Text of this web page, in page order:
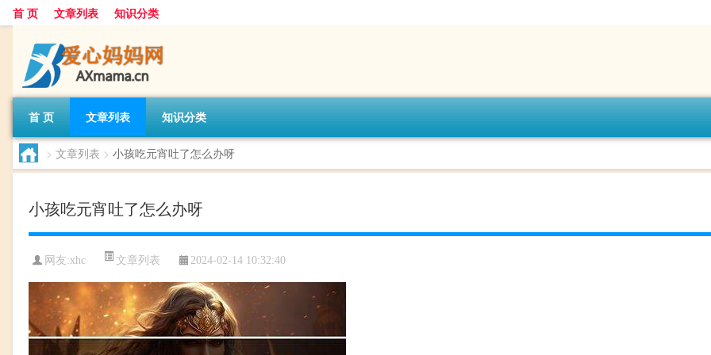
首 页 文章列表 知识分类
首 页 文章列表 知识分类
> 文章列表 > 小孩吃元宵吐了怎么办呀
小孩吃元宵吐了怎么办呀
网友:xhc 文章列表 2024-02-14 10:32:40